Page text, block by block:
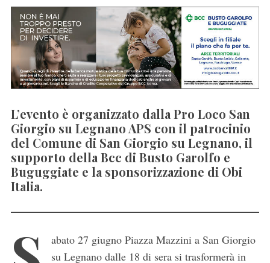
L’evento è organizzato dalla Pro Loco San
Giorgio su Legnano APS con il patrocinio
del Comune di San Giorgio su Legnano, il
supporto della Bcc di Busto Garolfo e
Buguggiate e la sponsorizzazione di Obi
Italia.
abato 27 giugno Piazza Mazzini a San Giorgio
su Legnano dalle 18 di sera si trasformerà in